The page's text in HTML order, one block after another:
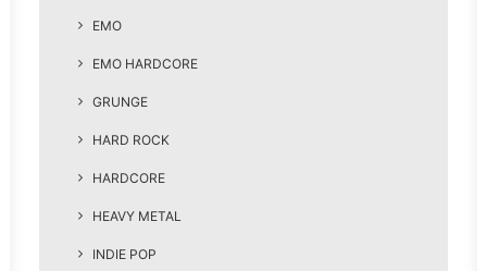
EMO
EMO HARDCORE
GRUNGE
HARD ROCK
HARDCORE
HEAVY METAL
INDIE POP